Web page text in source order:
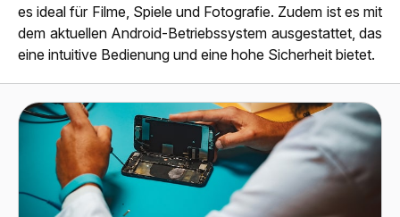
es ideal für Filme, Spiele und Fotografie. Zudem ist es mit
dem aktuellen Android-Betriebssystem ausgestattet, das
eine intuitive Bedienung und eine hohe Sicherheit bietet.